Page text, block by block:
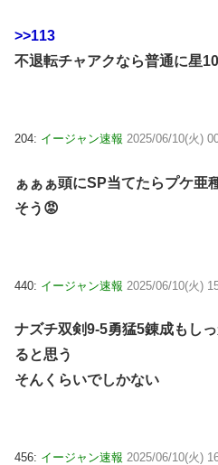
>>113
不退転チャアクなら普通に星
204: イージャン速報 2025/06/10(火)
ぁぁぁ頭にSP当てたらプケ亜
そう😡
440: イージャン速報 2025/06/10(火)
ナズチ双剣9-5勇猛5錬成もし
ると思う
そんくらいでしかない
456: イージャン速報 2025/06/10(火)